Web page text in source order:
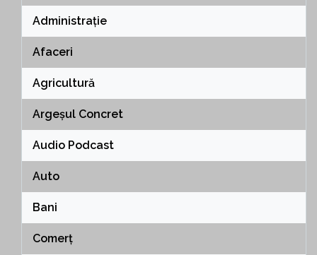
Administrație
Afaceri
Agricultură
Argeșul Concret
Audio Podcast
Auto
Bani
Comerț